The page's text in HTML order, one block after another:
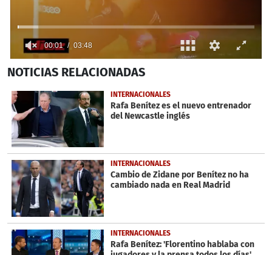
seconds
3
minutes,
48
seconds
NOTICIAS RELACIONADAS
INTERNACIONALES
Rafa Benítez es el nuevo entrenador
del Newcastle inglés
INTERNACIONALES
Cambio de Zidane por Benítez no ha
cambiado nada en Real Madrid
INTERNACIONALES
Rafa Benítez: 'Florentino hablaba con